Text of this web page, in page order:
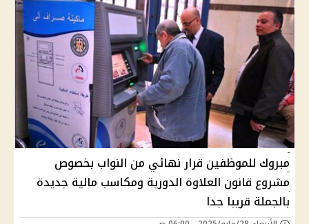
مبروك للموظفين قرار نهائي من النواب بخصوص
مشروع قانون العلاوة الدورية ومكاسب مالية جديدة
بالجملة قريبا جدا